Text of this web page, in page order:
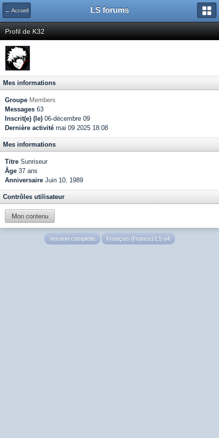
← Accueil LS forums
Profil de K32
Mes informations
Groupe Members
Messages 63
Inscrit(e) (le) 06-décembre 09
Dernière activité mai 09 2025 18:08
Mes informations
Titre Sunriseur
Âge 37 ans
Anniversaire Juin 10, 1989
Contrôles utilisateur
Mon contenu
Version complète Français (France) LS v4